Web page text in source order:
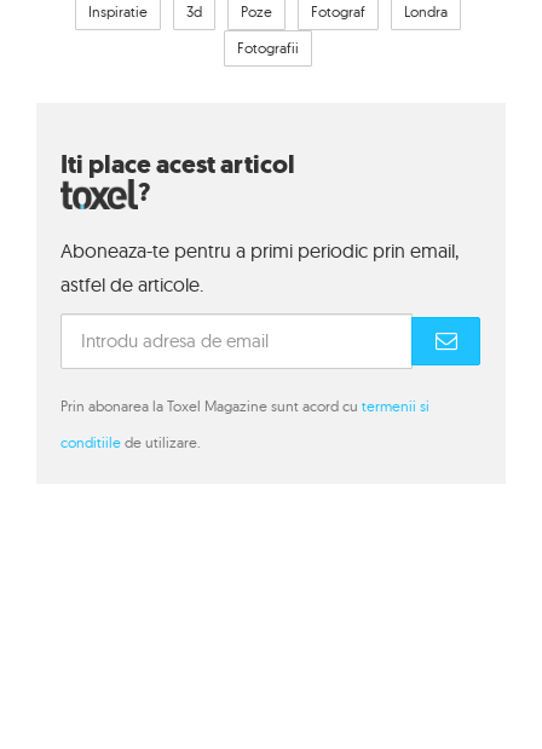
Inspiratie 3d Poze Fotograf
Londra
Fotografii
Iti place acest articol
?
Aboneaza-te pentru a primi periodic prin email,
astfel de articole.
Prin abonarea la Toxel Magazine sunt acord cu termenii si
conditiile de utilizare.